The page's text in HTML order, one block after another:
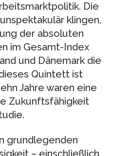
Die
klingen,
der absoluten
im Gesamt-Index
und Dänemark die
Quintett ist
Jahre waren eine
Zukunftsfähigkeit
grundlegenden